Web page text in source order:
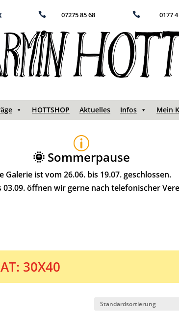
 07275 85 68  0177
HOTTSHOP Aktuelles Infos Mein
p
🌞 Sommerpause
Galerie ist vom 26.06. bis 19.07. geschlossen.
03.09. öffnen wir gerne nach telefonischer
30X40